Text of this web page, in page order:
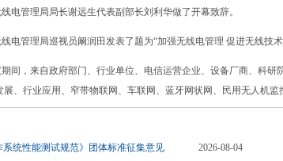
管理局局长谢远生代表副部长刘利华做了开幕致辞。
管理局巡视员阚润田发表了题为“加强无线电管理 促进无线技术
，来自政府部门、行业单位、电信运营企业、设备厂商、科研
、行业应用、窄带物联网、车联网、蓝牙网状网、民用无人机监
系统性能测试规范》团体标准征集意见
2026-08-04